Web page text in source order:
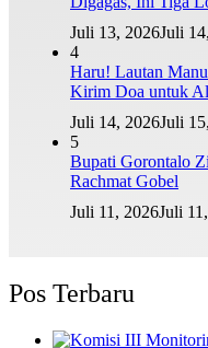
Juli 13, 2026Juli
4
Haru! Lautan
Kirim Doa untuk
Juli 14, 2026Juli
5
Bupati Gorontalo
Rachmat Gobel
Juli 11, 2026Juli
Pos Terbaru